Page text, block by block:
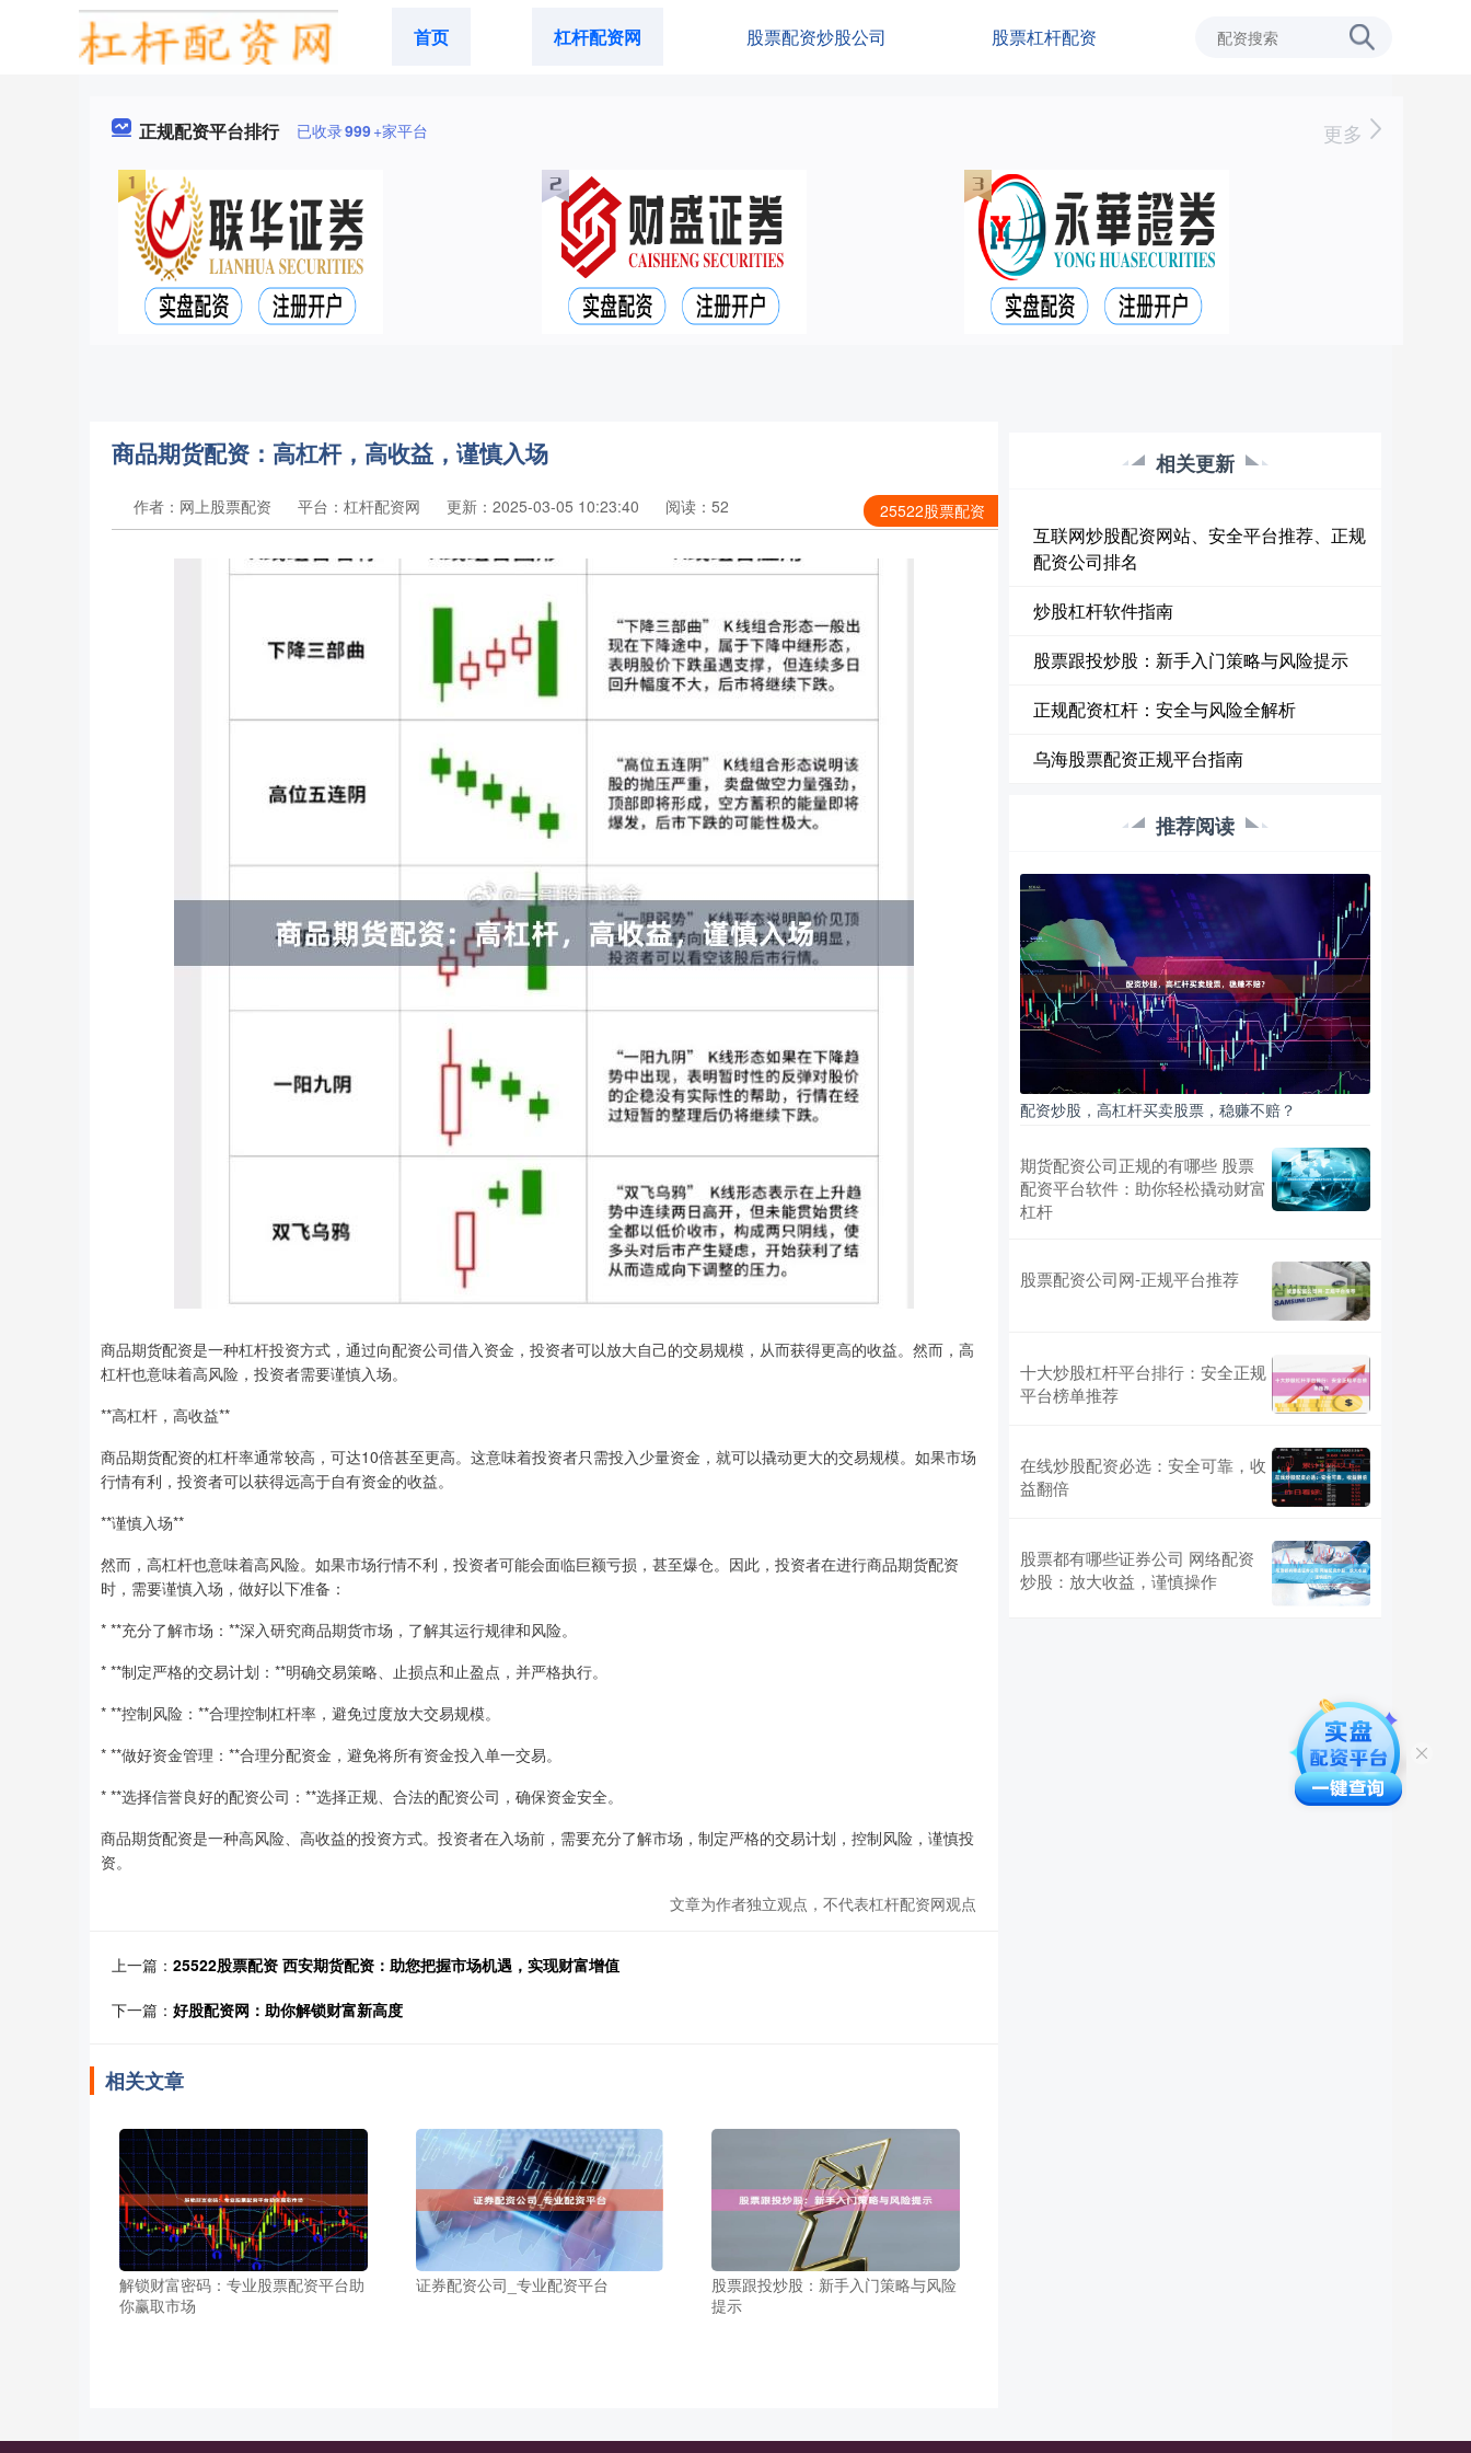
首页 杠杆配资网 股票配资炒股公司 股票杠杆配资
正规配资平台排行 已收录999+家平台 更多
商品期货配资：高杠杆，高收益，谨慎入场
25522股票配资
作者：网上股票配资 平台：杠杆配资网 更新：2025-03-05 10:23:40 阅读：52
商品期货配资是一种杠杆投资方式，通过向配资公司借入资金，投资者可以放大自己的交易规模，从而获得更高的收益。然而，高
杠杆也意味着高风险，投资者需要谨慎入场。
**高杠杆，高收益**
商品期货配资的杠杆率通常较高，可达10倍甚至更高。这意味着投资者只需投入少量资金，就可以撬动更大的交易规模。如果市场
行情有利，投资者可以获得远高于自有资金的收益。
**谨慎入场**
然而，高杠杆也意味着高风险。如果市场行情不利，投资者可能会面临巨额亏损，甚至爆仓。因此，投资者在进行商品期货配资
时，需要谨慎入场，做好以下准备：
* **充分了解市场：**深入研究商品期货市场，了解其运行规律和风险。
* **制定严格的交易计划：**明确交易策略、止损点和止盈点，并严格执行。
* **控制风险：**合理控制杠杆率，避免过度放大交易规模。
* **做好资金管理：**合理分配资金，避免将所有资金投入单一交易。
* **选择信誉良好的配资公司：**选择正规、合法的配资公司，确保资金安全。
商品期货配资是一种高风险、高收益的投资方式。投资者在入场前，需要充分了解市场，制定严格的交易计划，控制风险，谨慎投
资。
文章为作者独立观点，不代表杠杆配资网观点
上一篇： 25522股票配资 西安期货配资：助您把握市场机遇，实现财富增值
下一篇： 好股配资网：助你解锁财富新高度
相关文章
解锁财富密码：专业股票配资平台助
你赢取市场
证券配资公司_专业配资平台
股票跟投炒股：新手入门策略与风险
提示
相关更新
互联网炒股配资网站、安全平台推荐、正规
配资公司排名
炒股杠杆软件指南
股票跟投炒股：新手入门策略与风险提示
正规配资杠杆：安全与风险全解析
乌海股票配资正规平台指南
推荐阅读
配资炒股，高杠杆买卖股票，稳赚不赔？
期货配资公司正规的有哪些 股票
配资平台软件：助你轻松撬动财富
杠杆
股票配资公司网-正规平台推荐
十大炒股杠杆平台排行：安全正规
平台榜单推荐
在线炒股配资必选：安全可靠，收
益翻倍
股票都有哪些证券公司 网络配资
炒股：放大收益，谨慎操作